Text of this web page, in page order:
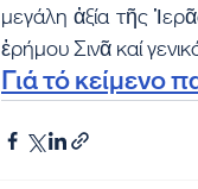
μεγάλη ἀξία τῆς
ἐρήμου Σινᾶ καί
Γιά τό κείμενο